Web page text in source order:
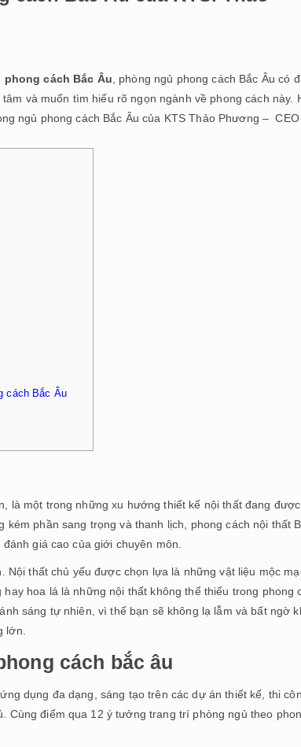
cách Bắc Âu , phòng ngủ phong cách Bắc Âu có
và muốn tìm hiểu rõ ngọn ngành về phong cách này.
ngủ phong cách Bắc Âu của KTS Thảo Phương – CEO
cách Bắc Âu
là một trong những xu hướng thiết kế nội thất đang
phần sang trọng và thanh lịch, phong cách nội thất
giá cao của giới chuyên môn.
thất chủ yếu được chọn lựa là những vật liệu mộc
hoa lá là những nội thất không thể thiếu trong phong
sáng tự nhiên, vì thế bạn sẽ không lạ lẫm và bất ngờ
lớn.
cách bắc âu
dụng đa dạng, sáng tạo trên các dự án thiết kế, thi
Cùng điểm qua 12 ý tưởng trang trí phòng ngủ theo